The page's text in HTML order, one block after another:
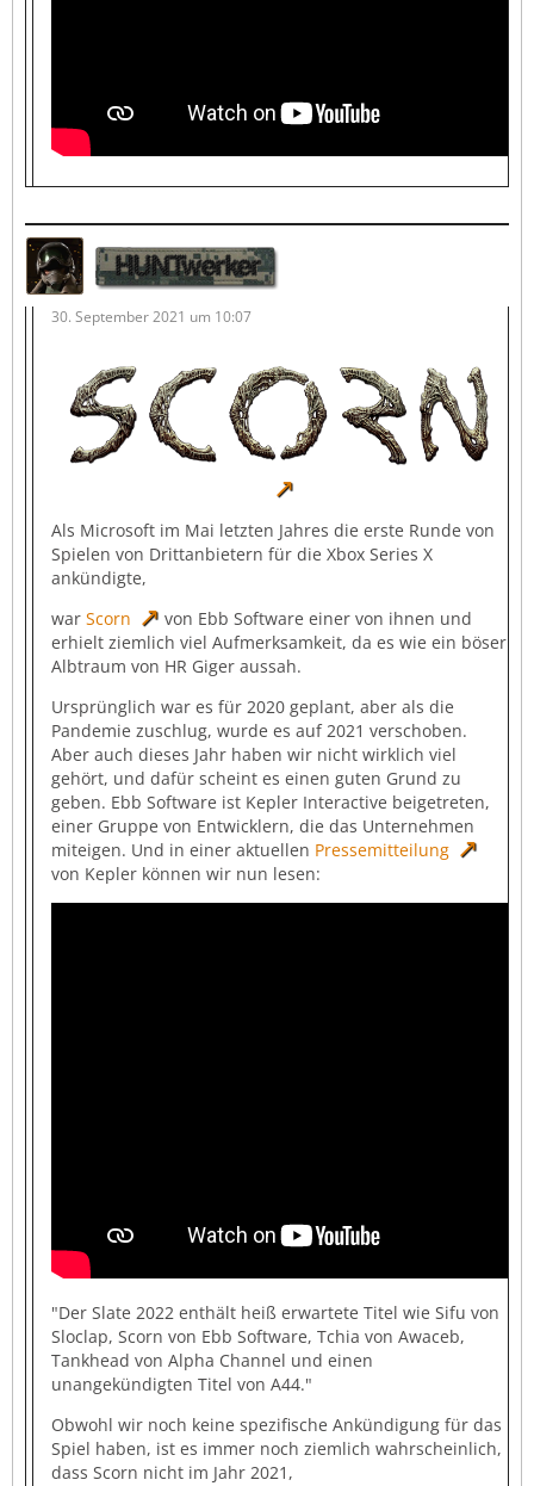
HUNTwerker
30. September 2021 um 10:07
Als Microsoft im Mai letzten Jahres die erste Runde von
Spielen von Drittanbietern für die Xbox Series X
ankündigte,
war Scorn
von Ebb Software einer von ihnen und
erhielt ziemlich viel Aufmerksamkeit, da es wie ein böser
Albtraum von HR Giger aussah.
Ursprünglich war es für 2020 geplant, aber als die
Pandemie zuschlug, wurde es auf 2021 verschoben.
Aber auch dieses Jahr haben wir nicht wirklich viel
gehört, und dafür scheint es einen guten Grund zu
geben. Ebb Software ist Kepler Interactive beigetreten,
einer Gruppe von Entwicklern, die das Unternehmen
miteigen. Und in einer aktuellen Pressemitteilung
von Kepler können wir nun lesen:
"Der Slate 2022 enthält heiß erwartete Titel wie Sifu von
Sloclap, Scorn von Ebb Software, Tchia von Awaceb,
Tankhead von Alpha Channel und einen
unangekündigten Titel von A44."
Obwohl wir noch keine spezifische Ankündigung für das
Spiel haben, ist es immer noch ziemlich wahrscheinlich,
dass Scorn nicht im Jahr 2021,